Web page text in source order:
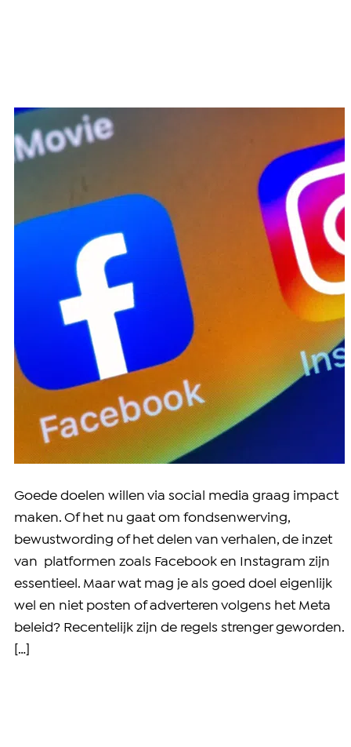
Goede doelen willen via social media graag impact
maken. Of het nu gaat om fondsenwerving,
bewustwording of het delen van verhalen, de inzet
van platformen zoals Facebook en Instagram zijn
essentieel. Maar wat mag je als goed doel eigenlijk
wel en niet posten of adverteren volgens het Meta
beleid? Recentelijk zijn de regels strenger geworden.
[…]